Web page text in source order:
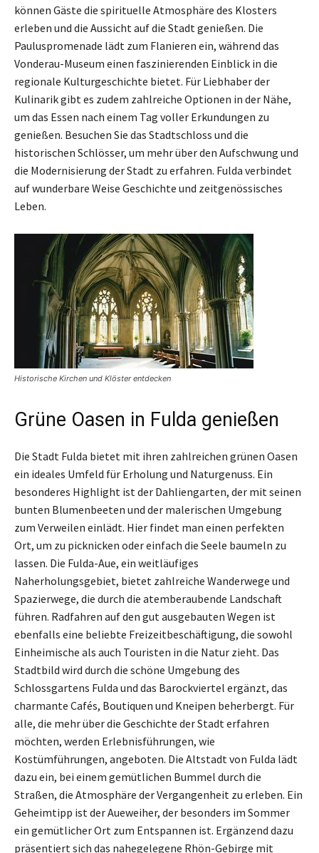
können Gäste die spirituelle Atmosphäre des Klosters
erleben und die Aussicht auf die Stadt genießen. Die
Pauluspromenade lädt zum Flanieren ein, während das
Vonderau-Museum einen faszinierenden Einblick in die
regionale Kulturgeschichte bietet. Für Liebhaber der
Kulinarik gibt es zudem zahlreiche Optionen in der Nähe,
um das Essen nach einem Tag voller Erkundungen zu
genießen. Besuchen Sie das Stadtschloss und die
historischen Schlösser, um mehr über den Aufschwung und
die Modernisierung der Stadt zu erfahren. Fulda verbindet
auf wunderbare Weise Geschichte und zeitgenössisches
Leben.
Historische Kirchen und Klöster entdecken
Grüne Oasen in Fulda genießen
Die Stadt Fulda bietet mit ihren zahlreichen grünen Oasen
ein ideales Umfeld für Erholung und Naturgenuss. Ein
besonderes Highlight ist der Dahliengarten, der mit seinen
bunten Blumenbeeten und der malerischen Umgebung
zum Verweilen einlädt. Hier findet man einen perfekten
Ort, um zu picknicken oder einfach die Seele baumeln zu
lassen. Die Fulda-Aue, ein weitläufiges
Naherholungsgebiet, bietet zahlreiche Wanderwege und
Spazierwege, die durch die atemberaubende Landschaft
führen. Radfahren auf den gut ausgebauten Wegen ist
ebenfalls eine beliebte Freizeitbeschäftigung, die sowohl
Einheimische als auch Touristen in die Natur zieht. Das
Stadtbild wird durch die schöne Umgebung des
Schlossgartens Fulda und das Barockviertel ergänzt, das
charmante Cafés, Boutiquen und Kneipen beherbergt. Für
alle, die mehr über die Geschichte der Stadt erfahren
möchten, werden Erlebnisführungen, wie
Kostümführungen, angeboten. Die Altstadt von Fulda lädt
dazu ein, bei einem gemütlichen Bummel durch die
Straßen, die Atmosphäre der Vergangenheit zu erleben. Ein
Geheimtipp ist der Aueweiher, der besonders im Sommer
ein gemütlicher Ort zum Entspannen ist. Ergänzend dazu
präsentiert sich das nahegelegene Rhön-Gebirge mit